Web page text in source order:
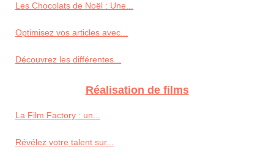
Les Chocolats de Noël : Une...
Optimisez vos articles avec...
Découvrez les différentes...
Réalisation de films
La Film Factory : un...
Révélez votre talent sur...